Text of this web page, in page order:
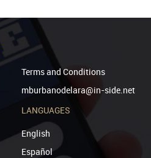
Terms and Conditions
mburbanodelara@in-side.net
LANGUAGES
English
Español